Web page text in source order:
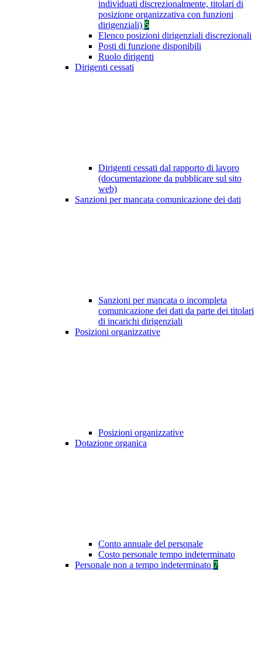
individuati discrezionalmente, titolari di
posizione organizzativa con funzioni
dirigenziali) 5
Elenco posizioni dirigenziali discrezionali
Posti di funzione disponibili
Ruolo dirigenti
Dirigenti cessati
Dirigenti cessati dal rapporto di lavoro
(documentazione da pubblicare sul sito
web)
Sanzioni per mancata comunicazione dei dati
Sanzioni per mancata o incompleta
comunicazione dei dati da parte dei titolari
di incarichi dirigenziali
Posizioni organizzative
Posizioni organizzative
Dotazione organica
Conto annuale del personale
Costo personale tempo indeterminato
Personale non a tempo indeterminato 7